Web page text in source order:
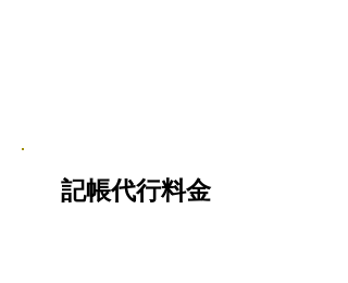
記帳代行料金